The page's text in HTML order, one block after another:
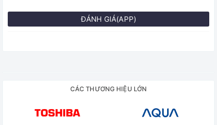
ĐÁNH GIÁ(APP)
CÁC THƯƠNG HIỆU LỚN